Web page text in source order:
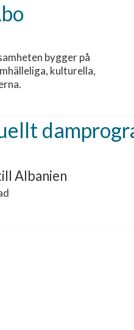
bygger på
kulturella,
Albanien